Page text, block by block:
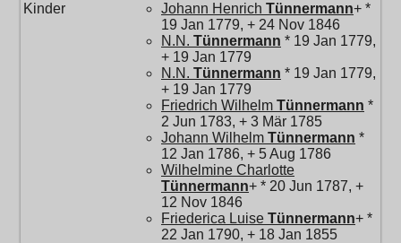
Kinder
Johann Henrich Tünnermann+ *
19 Jan 1779, + 24 Nov 1846
N.N. Tünnermann * 19 Jan 1779,
+ 19 Jan 1779
N.N. Tünnermann * 19 Jan 1779,
+ 19 Jan 1779
Friedrich Wilhelm Tünnermann *
2 Jun 1783, + 3 Mär 1785
Johann Wilhelm Tünnermann *
12 Jan 1786, + 5 Aug 1786
Wilhelmine Charlotte
Tünnermann+ * 20 Jun 1787, +
12 Nov 1846
Friederica Luise Tünnermann+ *
22 Jan 1790, + 18 Jan 1855